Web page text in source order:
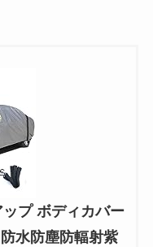
プ ボディカバー
水防塵防輻射紫